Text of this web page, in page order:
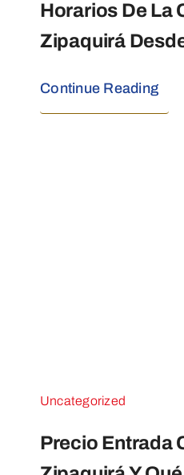
Horarios De La
Zipaquirá
Continue Reading
Uncategorized
Precio Entrada